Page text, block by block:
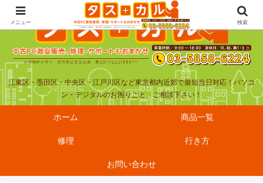
江東区・墨田区・中央区・江戸川区など東京都内近郊で最短当日対応！パソコ
ン・デジタルのお困りごと、ご相談下さい！
ホーム 商品一覧
修理 行き方
お問い合わせ
メニュー 検索